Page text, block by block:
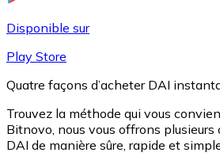
Disponible sur
Play Store
Quatre façons d’acheter DAI
Trouvez la méthode qui vous
Bitnovo, nous vous offrons
DAI de manière sûre, rapide et